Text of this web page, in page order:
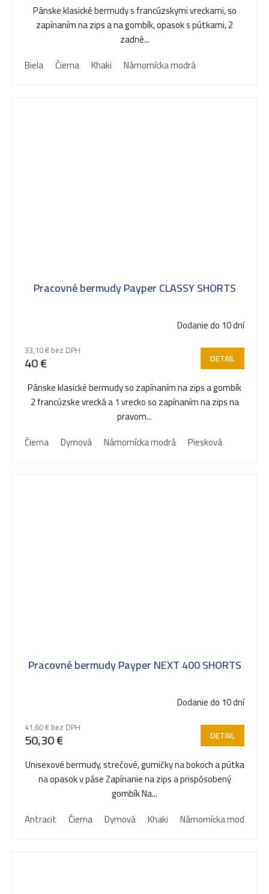
Pánske klasické bermudy s francúzskymi vreckami, so
zapínaním na zips a na gombík, opasok s pútkami, 2
zadné...
Biela
Čierna Khaki Námornícka modrá
Pracovné bermudy Payper CLASSY SHORTS
Dodanie do 10 dní
33,10 € bez DPH
40 € DETAIL
Pánske klasické bermudy so zapínaním na zips a gombík
2 francúzske vrecká a 1 vrecko so zapínaním na zips na
pravom...
Čierna
Dymová Námornícka modrá Piesková
Pracovné bermudy Payper NEXT 400 SHORTS
Dodanie do 10 dní
41,60 € bez DPH
50,30 € DETAIL
Unisexové bermudy, strečové, gumičky na bokoch a pútka
na opasok v páse Zapínanie na zips a prispôsobený
gombík Na...
Antracit
Čierna Dymová Khaki Námornícka modrá